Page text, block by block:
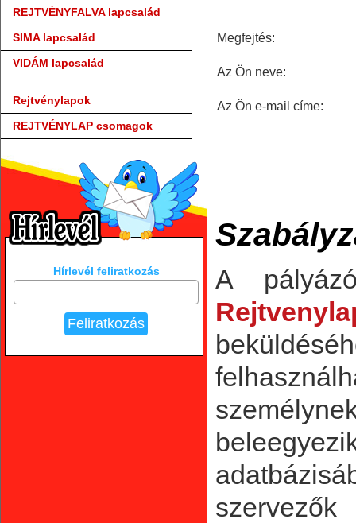
REJTVÉNYFALVA lapcsalád
SIMA lapcsalád
VIDÁM lapcsalád
Rejtvénylapok
REJTVÉNYLAP csomagok
Hírlevél feliratkozás
Megfejtés:
Az Ön neve:
Az Ön e-mail címe:
A